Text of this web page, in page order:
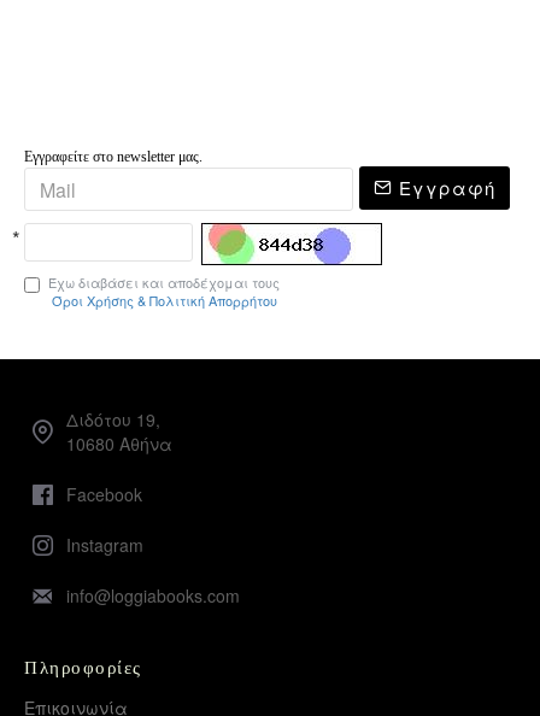
Εγγραφείτε στο newsletter μας.
Εγγραφή
Έχω διαβάσει και αποδέχομαι τους
Όροι Χρήσης & Πολιτική Απορρήτου
Διδότου 19,
10680 Αθήνα
Facebook
Instagram
info@loggiabooks.com
Πληροφορίες
Επικοινωνία